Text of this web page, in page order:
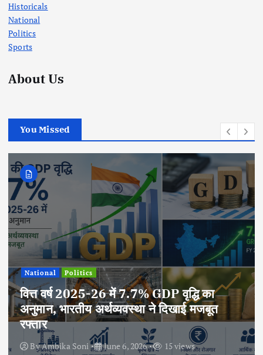
Historicals
National
Politics
Sports
About Us
You Missed
National Politics
वित्त वर्ष 2025-26 में 7.7% GDP वृद्धि का
अनुमान, भारतीय अर्थव्यवस्था ने दिखाई मजबूत
रफ्तार
ByAmbika Soni June 6, 2026 15 views